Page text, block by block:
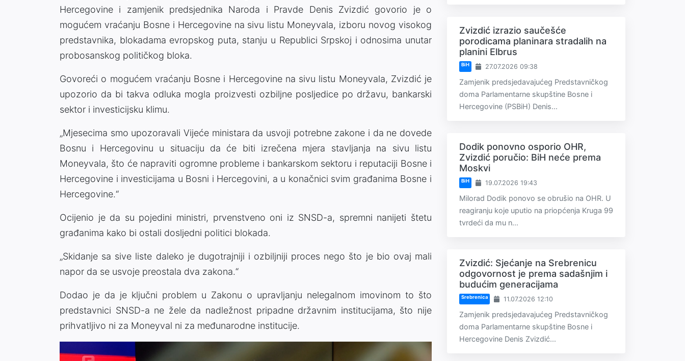
Hercegovine i zamjenik predsjednika Naroda i Pravde Denis Zvizdić govorio je o
mogućem vraćanju Bosne i Hercegovine na sivu listu Moneyvala, izboru novog visokog
predstavnika, blokadama evropskog puta, stanju u Republici Srpskoj i odnosima unutar
probosanskog političkog bloka.
Govoreći o mogućem vraćanju Bosne i Hercegovine na sivu listu Moneyvala, Zvizdić je
upozorio da bi takva odluka mogla proizvesti ozbiljne posljedice po državu, bankarski
sektor i investicijsku klimu.
„Mjesecima smo upozoravali Vijeće ministara da usvoji potrebne zakone i da ne dovede
Bosnu i Hercegovinu u situaciju da će biti izrečena mjera stavljanja na sivu listu
Moneyvala, što će napraviti ogromne probleme i bankarskom sektoru i reputaciji Bosne i
Hercegovine i investicijama u Bosni i Hercegovini, a u konačnici svim građanima Bosne i
Hercegovine.“
Ocijenio je da su pojedini ministri, prvenstveno oni iz SNSD-a, spremni nanijeti štetu
građanima kako bi ostali dosljedni politici blokada.
„Skidanje sa sive liste daleko je dugotrajniji i ozbiljniji proces nego što je bio ovaj mali
napor da se usvoje preostala dva zakona.“
Dodao je da je ključni problem u Zakonu o upravljanju nelegalnom imovinom to što
predstavnici SNSD-a ne žele da nadležnost pripadne državnim institucijama, što nije
prihvatljivo ni za Moneyval ni za međunarodne institucije.
Zvizdić izrazio saučešće
porodicama planinara stradalih na
planini Elbrus
BiH 27.07.2026 09:38
Zamjenik predsjedavajućeg Predstavničkog
doma Parlamentarne skupštine Bosne i
Hercegovine (PSBiH) Denis...
Dodik ponovno osporio OHR,
Zvizdić poručio: BiH neće prema
Moskvi
BiH 19.07.2026 19:43
Milorad Dodik ponovo se obrušio na OHR. U
reagiranju koje uputio na priopćenja Kruga 99
tvrdeći da mu n...
Zvizdić: Sjećanje na Srebrenicu
odgovornost je prema sadašnjim i
budućim generacijama
Srebrenica 11.07.2026 12:10
Zamjenik predsjedavajućeg Predstavničkog
doma Parlamentarne skupštine Bosne i
Hercegovine Denis Zvizdić...